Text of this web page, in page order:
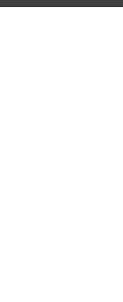
& Drinks AG